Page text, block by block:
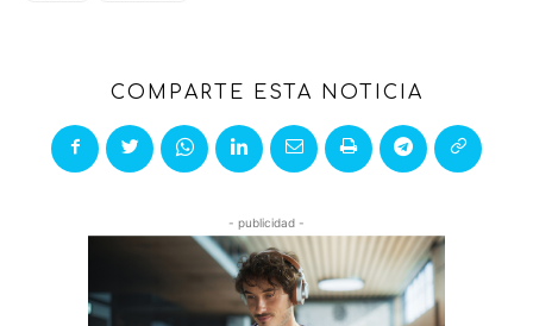
COMPARTE ESTA NOTICIA
- publicidad -